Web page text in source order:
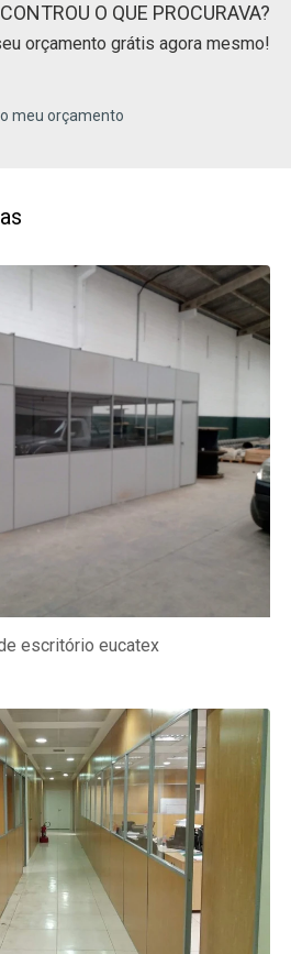
O QUE PROCURAVA?
orçamento grátis agora mesmo!
meu orçamento
escritório eucatex